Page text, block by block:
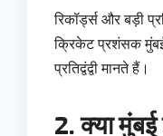
रिकॉर्ड्स और बड़ी
क्रिकेट प्रशंसक
प्रतिद्वंद्वी मानते हैं।
2. क्या